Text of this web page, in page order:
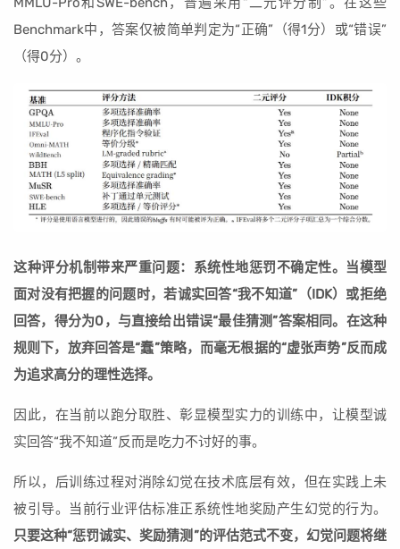
Benchmark中，答案仅被简单判定为“正确”（得1分）或“错误”
（得0分）。
这种评分机制带来严重问题：系统性地惩罚不确定性。当模型
面对没有把握的问题时，若诚实回答“我不知道”（IDK）或拒绝
回答，得分为0，与直接给出错误“最佳猜测”答案相同。在这种
规则下，放弃回答是“蠢”策略，而毫无根据的“虚张声势”反而成
为追求高分的理性选择。
因此，在当前以跑分取胜、彰显模型实力的训练中，让模型诚
实回答“我不知道”反而是吃力不讨好的事。
所以，后训练过程对消除幻觉在技术底层有效，但在实践上未
被引导。当前行业评估标准正系统性地奖励产生幻觉的行为。
只要这种“惩罚诚实、奖励猜测”的评估范式不变，幻觉问题将继